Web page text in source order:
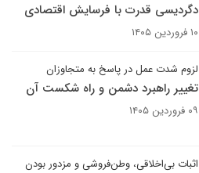
دگردیسی قدرت با فرسایش اقتصادی
۱۰ فروردین ۱۴۰۵
لزوم شدت عمل در پاسخ به متجاوزان
تغییر راهبرد دشمن و راه شکست آن
۰۹ فروردین ۱۴۰۵
اثبات بی‌اخلاقی، وطن‌فروشی و مزدور بودن